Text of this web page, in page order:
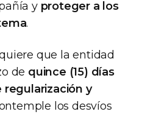
y proteger a los
.
que la entidad
de quince (15) días
regularización y
los desvíos